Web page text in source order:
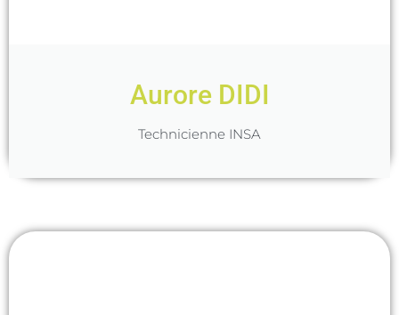
Aurore DIDI
Technicienne INSA